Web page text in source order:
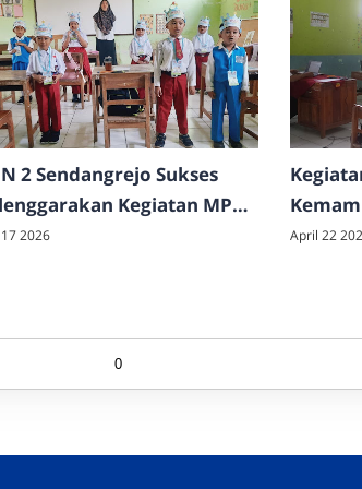
2 Sendangrejo Sukses
Kegiatan MPLS
Tahun Ajaran
17 2026
Tahun
April 22
0